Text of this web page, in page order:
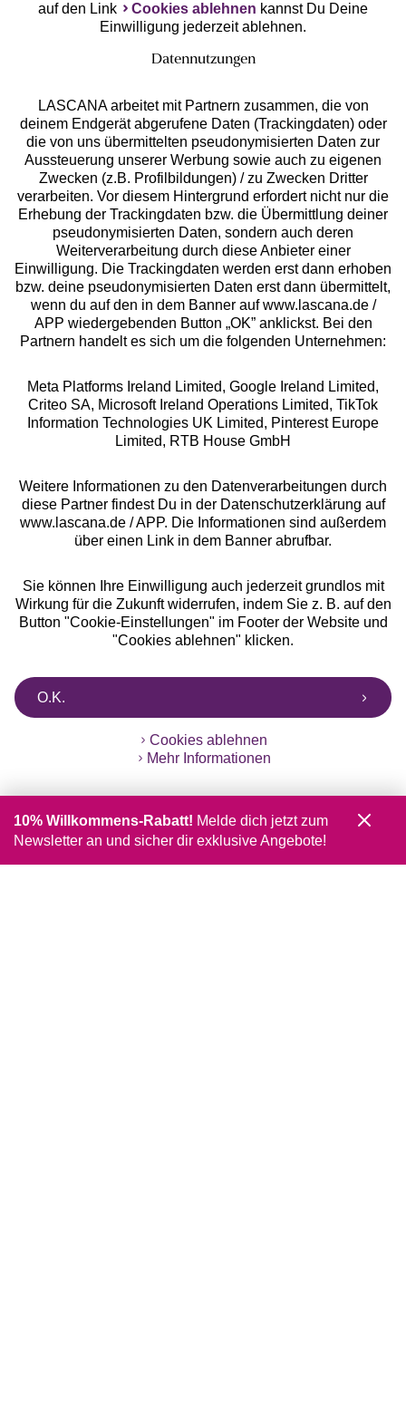
Services
Beratung
Über uns
Rechtliches
Alle Preise inkl. MwSt., zzgl.
Versandkosten
** Bonität vorausgesetzt, berechtigt zur Bonitätsprüfung
auf den Link
Cookies ablehnen kannst Du Deine
Einwilligung jederzeit ablehnen.
Datennutzungen
LASCANA arbeitet mit Partnern zusammen, die von
deinem Endgerät abgerufene Daten (Trackingdaten) oder
die von uns übermittelten pseudonymisierten Daten zur
Aussteuerung unserer Werbung sowie auch zu eigenen
Zwecken (z.B. Profilbildungen) / zu Zwecken Dritter
verarbeiten. Vor diesem Hintergrund erfordert nicht nur die
Erhebung der Trackingdaten bzw. die Übermittlung deiner
pseudonymisierten Daten, sondern auch deren
Weiterverarbeitung durch diese Anbieter einer
Einwilligung. Die Trackingdaten werden erst dann erhoben
bzw. deine pseudonymisierten Daten erst dann übermittelt,
wenn du auf den in dem Banner auf www.lascana.de /
APP wiedergebenden Button „OK” anklickst. Bei den
Partnern handelt es sich um die folgenden Unternehmen:
Meta Platforms Ireland Limited, Google Ireland Limited,
Criteo SA, Microsoft Ireland Operations Limited, TikTok
Information Technologies UK Limited, Pinterest Europe
Limited, RTB House GmbH
Weitere Informationen zu den Datenverarbeitungen durch
diese Partner findest Du in der Datenschutzerklärung auf
www.lascana.de / APP. Die Informationen sind außerdem
über einen Link in dem Banner abrufbar.
Sie können Ihre Einwilligung auch jederzeit grundlos mit
Wirkung für die Zukunft widerrufen, indem Sie z. B. auf den
Button "Cookie-Einstellungen" im Footer der Website und
"Cookies ablehnen" klicken.
O.K.
Cookies ablehnen
Mehr Informationen
10% Willkommens-Rabatt! Melde dich jetzt zum
Newsletter an und sicher dir exklusive Angebote!